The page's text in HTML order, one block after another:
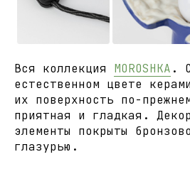
Вся коллекция MOROSHKA .
естественном цвете
их поверхность по-
приятная и гладкая.
элементы покрыты
глазурью.